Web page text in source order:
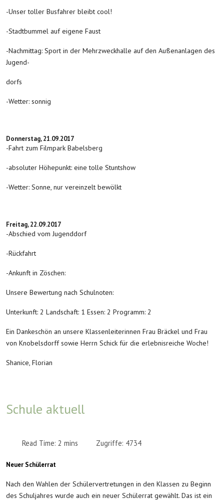
-Unser toller Busfahrer bleibt cool!
-Stadtbummel auf eigene Faust
-Nachmittag: Sport in der Mehrzweckhalle auf den Außenanlagen des
Jugend-
dorfs
-Wetter: sonnig
Donnerstag, 21.09.2017
-Fahrt zum Filmpark Babelsberg
-absoluter Höhepunkt: eine tolle Stuntshow
-Wetter: Sonne, nur vereinzelt bewölkt
Freitag, 22.09.2017
-Abschied vom Jugenddorf
-Rückfahrt
-Ankunft in Zöschen:
Unsere Bewertung nach Schulnoten:
Unterkunft: 2 Landschaft: 1 Essen: 2 Programm: 2
Ein Dankeschön an unsere Klassenleiterinnen Frau Bräckel und Frau
von Knobelsdorff sowie Herrn Schick für die erlebnisreiche Woche!
Shanice, Florian
Schule aktuell
Read Time: 2 mins Zugriffe: 4734
Neuer Schülerrat
Nach den Wahlen der Schülervertretungen in den Klassen zu Beginn
des Schuljahres wurde auch ein neuer Schülerrat gewählt. Das ist ein